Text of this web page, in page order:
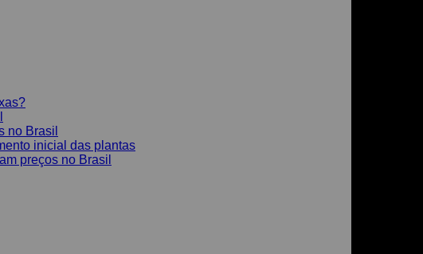
no Brasil
inicial das plantas
preços no Brasil